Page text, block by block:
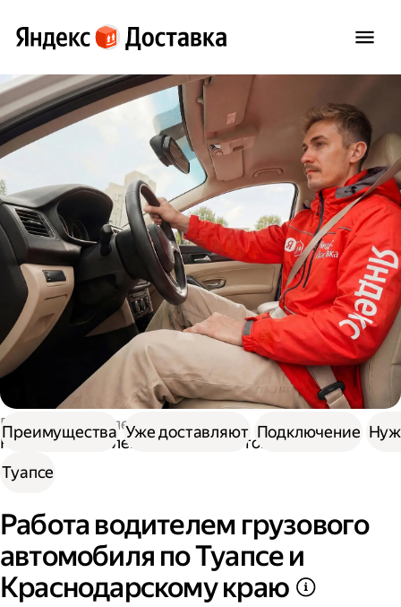
Работа водителем
Работа водителем грузового автомобиля
Туапсе
Работа водителем грузового
автомобиля по Туапсе и
Краснодарскому краю
Преимущества Уже доставляют Подключение